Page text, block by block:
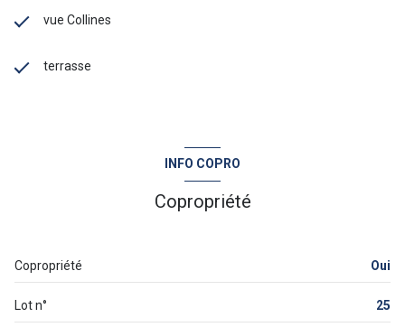
vue Collines
terrasse
INFO COPRO
Copropriété
Copropriété Oui
Lot n° 25